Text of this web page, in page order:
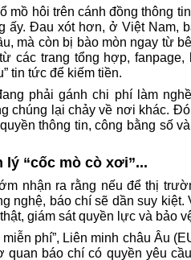
mồ hôi trên cánh đồng thông
ấy. Đau xót hơn, ở Việt Nam,
mà còn bị bào mòn ngay từ
các trang tổng hợp, fanpage,
tin tức để kiếm tiền.
phải gánh chi phí làm
chúng lại chảy về nơi khác.
thông tin, công bằng số
“cốc mò cò xơi”...
nhận ra rằng nếu để thị
nghệ, báo chí sẽ dần suy
giám sát quyền lực và bảo
phí”, Liên minh châu Âu
quan báo chí có quyền yêu